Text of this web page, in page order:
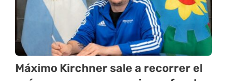
Máximo Kirchner sale a recorrer el